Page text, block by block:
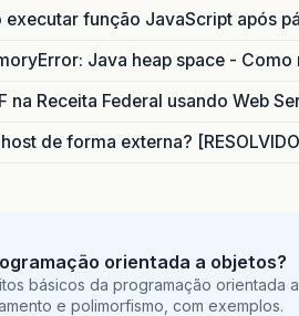
executar função JavaScript após
Java heap space - Como
na Receita Federal usando Web
de forma externa?
orientada a objetos?
básicos da programação orientada
e polimorfismo, com exemplos.